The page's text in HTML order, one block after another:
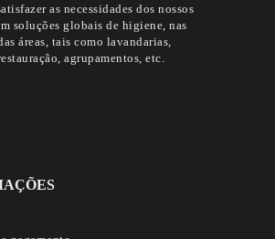
as necessidades dos nossos
soluções globais de higiene, nas
áreas, tais como lavandarias,
agrupamentos, etc.